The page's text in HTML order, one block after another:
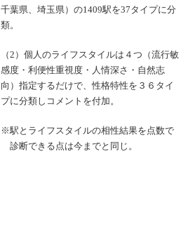
千葉県、埼玉県）の1409駅を37タイプに分
類。
（2）個人のライフスタイルは４つ（流行敏
感度・利便性重視度・人情深さ・自然志
向）指定するだけで、性格特性を３６タイ
プに分類しコメントを付加。
※駅とライフスタイルの相性結果を点数で
診断できる点は今までと同じ。